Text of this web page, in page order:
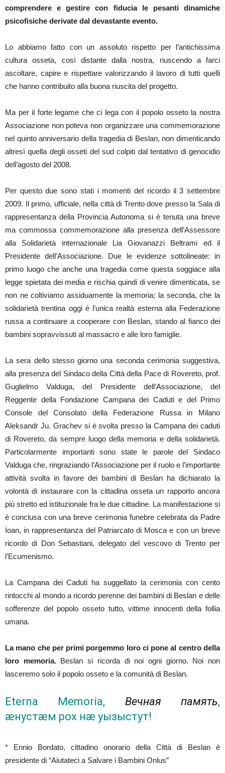
comprendere e gestire con fiducia le pesanti dinamiche
psicofisiche derivate dal devastante evento.
Lo abbiamo fatto con un assoluto rispetto per l’antichissima
cultura osseta, così distante dalla nostra, riuscendo a farci
ascoltare, capire e rispettare valorizzando il lavoro di tutti quelli
che hanno contribuito alla buona riuscita del progetto.
Ma per il forte legame che ci lega con il popolo osseto la nostra
Associazione non poteva non organizzare una commemorazione
nel quinto anniversario della tragedia di Beslan, non dimenticando
altresì quella degli osseti del sud colpiti dal tentativo di genocidio
dell’agosto del 2008.
Per questo due sono stati i momenti del ricordo il 3 settembre
2009. Il primo, ufficiale, nella città di Trento dove presso la Sala di
rappresentanza della Provincia Autonoma si è tenuta una breve
ma commossa commemorazione alla presenza dell’Assessore
alla Solidarietà internazionale Lia Giovanazzi Beltrami ed il
Presidente dell’Associazione. Due le evidenze sottolineate: in
primo luogo che anche una tragedia come questa soggiace alla
legge spietata dei media e rischia quindi di venire dimenticata, se
non ne coltiviamo assiduamente la memoria; la seconda, che la
solidarietà trentina oggi è l’unica realtà esterna alla Federazione
russa a continuare a cooperare con Beslan, stando al fianco dei
bambini sopravvissuti al massacro e alle loro famiglie.
La sera dello stesso giorno una seconda cerimonia suggestiva,
alla presenza del Sindaco della Città della Pace di Rovereto, prof.
Guglielmo Valduga, del Presidente dell’Associazione, del
Reggente della Fondazione Campana dei Caduti e del Primo
Console del Consolato della Federazione Russa in Milano
Aleksandr Ju. Grachev si è svolta presso la Campana dei caduti
di Rovereto, da sempre luogo della memoria e della solidarietà.
Particolarmente importanti sono state le parole del Sindaco
Valduga che, ringraziando l’Associazione per il ruolo e l’importante
attività svolta in favore dei bambini di Beslan ha dichiarato la
volontà di instaurare con la cittadina osseta un rapporto ancora
più stretto ed istituzionale fra le due cittadine. La manifestazione si
è conclusa con una breve cerimonia funebre celebrata da Padre
Ioan, in rappresentanza del Patriarcato di Mosca e con un breve
ricordo di Don Sebastiani, delegato del vescovo di Trento per
l’Ecumenismo.
La Campana dei Caduti ha suggellato la cerimonia con cento
rintocchi al mondo a ricordo perenne dei bambini di Beslan e delle
sofferenze del popolo osseto tutto, vittime innocenti della follia
umana.
La mano che per primi porgemmo loro ci pone al centro della
loro memoria. Beslan si ricorda di noi ogni giorno. Noi non
lasceremo solo il popolo osseto e la comunità di Beslan.
Eterna Memoria, Вечная память,
æнустæм рох нæ уызыстут!
* Ennio Bordato, cittadino onorario della Città di Beslan è
presidente di “Aiutateci a Salvare i Bambini Onlus”